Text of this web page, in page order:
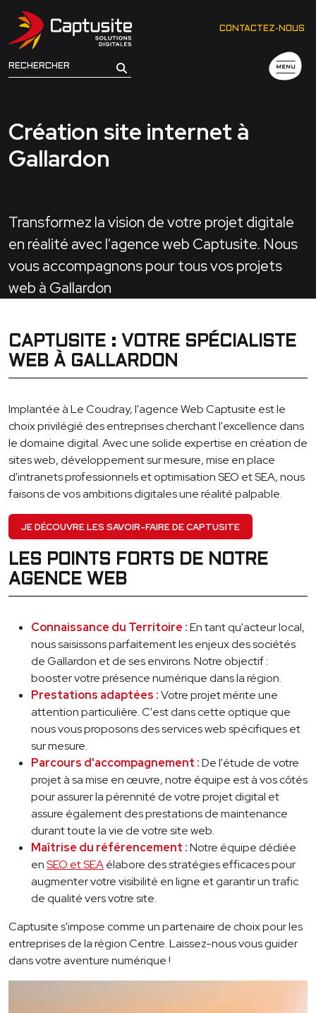
CONTACTEZ-NOUS
MENU
Création site internet à
Gallardon
Transformez la vision de votre projet digitale
en réalité avec l'agence web Captusite. Nous
vous accompagnons pour tous vos projets
web à Gallardon
CAPTUSITE : VOTRE SPÉCIALISTE
WEB À GALLARDON
Implantée à Le Coudray, l'agence Web Captusite est le
choix privilégié des entreprises cherchant l'excellence dans
le domaine digital. Avec une solide expertise en création de
sites web, développement sur mesure, mise en place
d'intranets professionnels et optimisation SEO et SEA, nous
faisons de vos ambitions digitales une réalité palpable.
JE DÉCOUVRE LES SAVOIR-FAIRE DE CAPTUSITE
LES POINTS FORTS DE NOTRE
AGENCE WEB
Connaissance du Territoire :En tant qu'acteur local,
nous saisissons parfaitement les enjeux des sociétés
de Gallardon et de ses environs. Notre objectif :
booster votre présence numérique dans la région.
Prestations adaptées :Votre projet mérite une
attention particulière. C'est dans cette optique que
nous vous proposons des services web spécifiques et
sur mesure.
Parcours d'accompagnement :De l'étude de votre
projet à sa mise en œuvre, notre équipe est à vos côtés
pour assurer la pérennité de votre projet digital et
assure également des prestations de maintenance
durant toute la vie de votre site web.
Maîtrise du référencement :Notre équipe dédiée
enSEO et SEAélabore des stratégies efficaces pour
augmenter votre visibilité en ligne et garantir un trafic
de qualité vers votre site.
Captusite s'impose comme un partenaire de choix pour les
entreprises de la région Centre. Laissez-nous vous guider
dans votre aventure numérique !